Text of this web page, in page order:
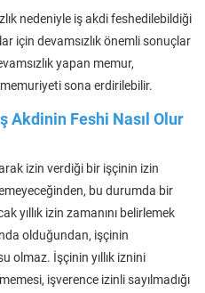
nedeniyle iş akdi feshedilebildiği
için devamsızlık önemli sonuçlar
yapan memur,
sona erdirilebilir.
Akdinin Feshi Nasıl Olur
izin verdiği bir işçinin izin
bu durumda bir
yıllık izin zamanını belirlemek
olduğundan, işçinin
olmaz. İşçinin yıllık iznini
işverence izinli sayılmadığı